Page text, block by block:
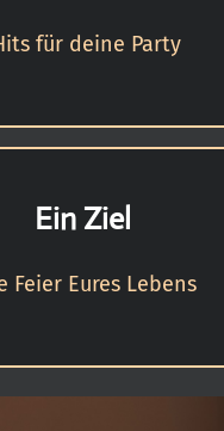
für deine Party
Ein Ziel
Feier Eures Lebens